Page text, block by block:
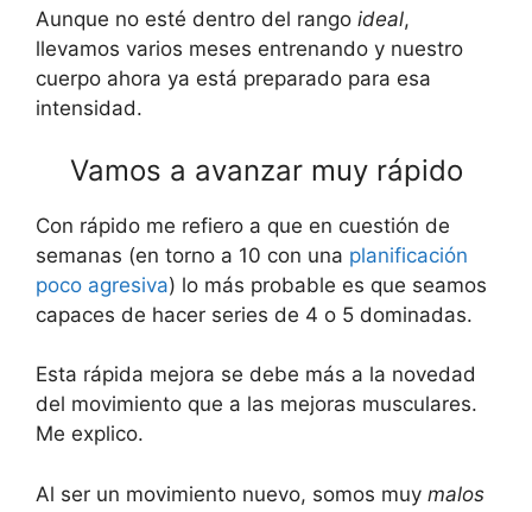
Aunque no esté dentro del rango ideal,
llevamos varios meses entrenando y nuestro
cuerpo ahora ya está preparado para esa
intensidad.
Vamos a avanzar muy rápido
Con rápido me refiero a que en cuestión de
semanas (en torno a 10 con una planificación
poco agresiva) lo más probable es que seamos
capaces de hacer series de 4 o 5 dominadas.
Esta rápida mejora se debe más a la novedad
del movimiento que a las mejoras musculares.
Me explico.
Al ser un movimiento nuevo, somos muy malos